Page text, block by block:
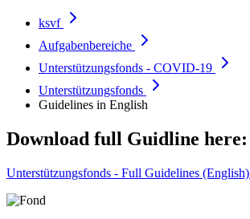
ksvf
Aufgabenbereiche
Unterstützungsfonds - COVID-19
Unterstützungsfonds
Guidelines in English
Download full Guidline here:
Unterstützungsfonds - Full Guidelines (English)